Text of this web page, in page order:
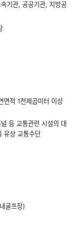
기관, 공공기관, 지방공
면적 1천제곱미터 이상
등 교통관련 시설의 대
유상 교통수단
골프장)